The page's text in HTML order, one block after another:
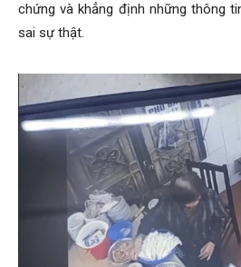
chứng và khẳng định những thông
sai sự thật.